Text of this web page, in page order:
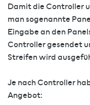
Damit die Controller
man sogenannte
Eingabe an den
Controller gesendet
Streifen wird
Je nach Controller
Angebot: